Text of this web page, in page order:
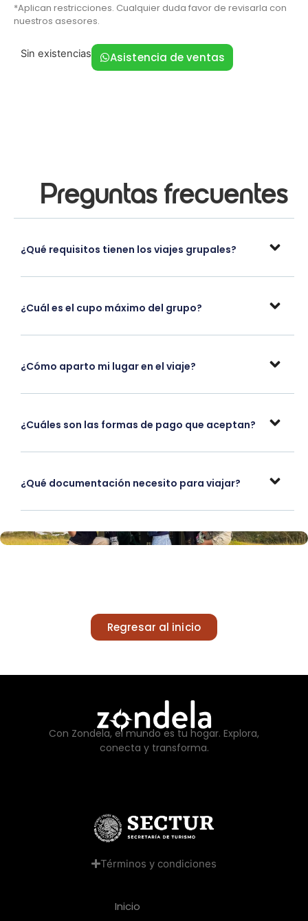
*Aplican restricciones. Cualquier duda favor de revisarla con
nuestros asesores.
Sin existencias Asistencia de ventas
Preguntas frecuentes
¿Qué requisitos tienen los viajes grupales?
¿Cuál es el cupo máximo del grupo?
¿Cómo aparto mi lugar en el viaje?
¿Cuáles son las formas de pago que aceptan?
¿Qué documentación necesito para viajar?
Regresar al inicio
Con Zondela, el mundo es tu hogar. Explora,
conecta y transforma.
Términos y condiciones
Inicio